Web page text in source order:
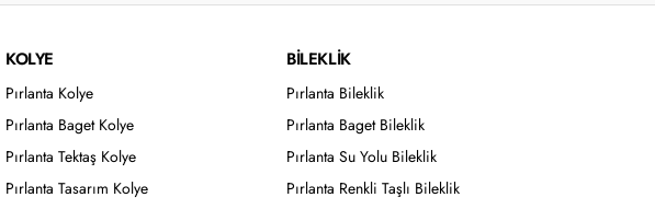
KOLYE
Pırlanta Kolye
Pırlanta Baget Kolye
Pırlanta Tektaş Kolye
Pırlanta Tasarım Kolye
BİLEKLİK
Pırlanta Bileklik
Pırlanta Baget Bileklik
Pırlanta Su Yolu Bileklik
Pırlanta Renkli Taşlı Bileklik